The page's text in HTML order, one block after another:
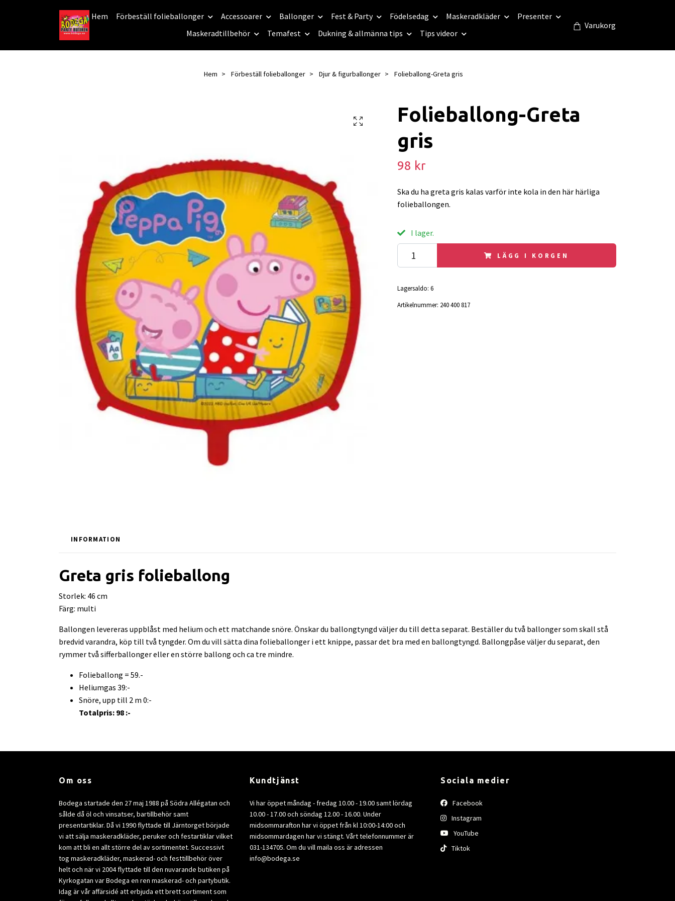
Hem Förbeställ folieballonger Accessoarer Ballonger Fest & Party Födelsedag Maskeradkläder
Presenter
Maskeradtillbehör
Temafest Dukning & allmänna tips Tips videor
Varukorg
Hem Förbeställ folieballonger Djur & figurballonger Folieballong-Greta gris
Folieballong-Greta
gris
98 kr
Ska du ha greta gris kalas varför inte kola in den här härliga
folieballongen.
I lager.
LÄGG I KORGEN
Lagersaldo: 6
Artikelnummer: 240 400 817
INFORMATION
Greta gris folieballong
Storlek: 46 cm
Färg: multi
Ballongen levereras uppblåst med helium och ett matchande snöre. Önskar du ballongtyngd väljer du till detta separat. Beställer du två ballonger som skall stå
bredvid varandra, köp till två tyngder. Om du vill sätta dina folieballonger i ett knippe, passar det bra med en ballongtyngd. Ballongpåse väljer du separat, den
rymmer två sifferballonger eller en större ballong och ca tre mindre.
Folieballong = 59.-
Heliumgas 39:-
Snöre, upp till 2 m 0:-
Totalpris: 98 :-
Om oss
Bodega startade den 27 maj 1988 på Södra Allégatan och
sålde då öl och vinsatser, bartillbehör samt
presentartiklar. Då vi 1990 flyttade till Järntorget började
vi att sälja maskeradkläder, peruker och festartiklar vilket
kom att bli en allt större del av sortimentet. Successivt
tog maskeradkläder, maskerad- och festtillbehör över
helt och när vi 2004 flyttade till den nuvarande butiken på
Kyrkogatan var Bodega en ren maskerad- och partybutik.
Idag är vår affärsidé att erbjuda ett brett sortiment som
Kundtjänst
Vi har öppet måndag - fredag 10.00 - 19.00 samt lördag
10.00 - 17.00 och söndag 12.00 - 16.00. Under
midsommarafton har vi öppet från kl 10:00-14:00 och
midsommardagen har vi stängt. Vårt telefonnummer är
031-134705. Om du vill maila oss är adressen
info@bodega.se
Sociala medier
Facebook
Instagram
YouTube
Tiktok